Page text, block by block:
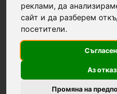
реклами, да
сайт и да разберем
посетители.
Аз
Промяна на